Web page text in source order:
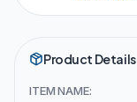
Product Details
ITEM NAME: